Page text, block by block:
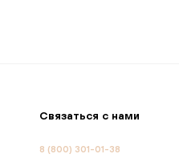
Связаться с нами
8 (800) 301-01-38